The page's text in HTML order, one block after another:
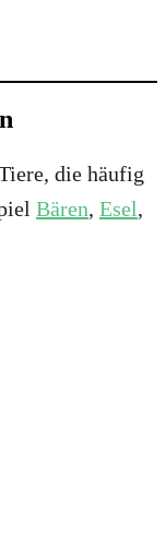
die häufig
Bären, Esel,